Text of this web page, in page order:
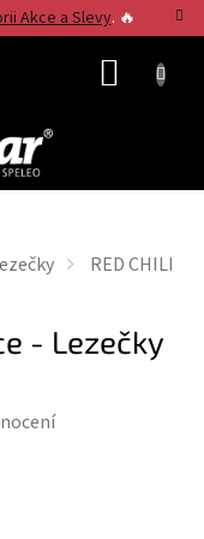
Akce a Slevy. 🔥
RED CHILI
- Lezečky